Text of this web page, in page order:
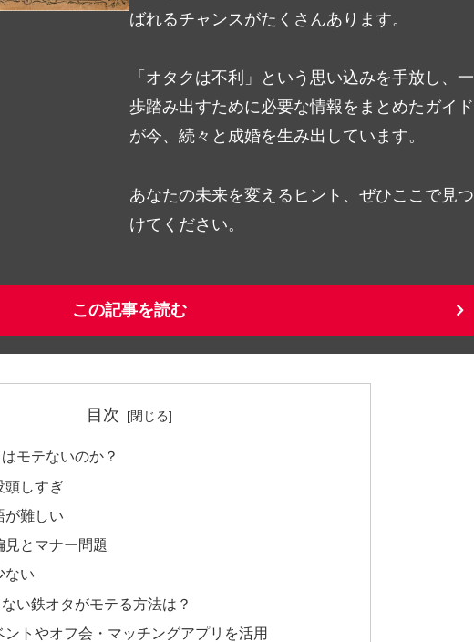
ばれるチャンスがたくさんあります。
「オタクは不利」という思い込みを手放し、一
歩踏み出すために必要な情報をまとめたガイド
が今、続々と成婚を生み出しています。
あなたの未来を変えるヒント、ぜひここで見つ
けてください。
この記事を読む
目次
モテないのか？
頭しすぎ
が難しい
見とマナー問題
ない
い鉄オタがモテる方法は？
ントやオフ会・マッチングアプリを活用